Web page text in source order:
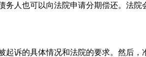
人也可以向法院申请分期偿还。法
起诉的具体情况和法院的要求。然后，